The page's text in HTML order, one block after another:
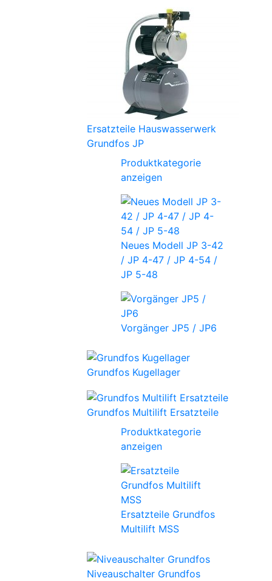
Ersatzteile Hauswasserwerk
Grundfos JP
Produktkategorie
anzeigen
Neues Modell JP 3-42
/ JP 4-47 / JP 4-54 /
JP 5-48
Vorgänger JP5 / JP6
Grundfos Kugellager
Grundfos Multilift Ersatzteile
Produktkategorie
anzeigen
Ersatzteile Grundfos
Multilift MSS
Niveauschalter Grundfos